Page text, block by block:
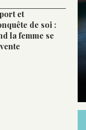
et
de soi :
la femme se